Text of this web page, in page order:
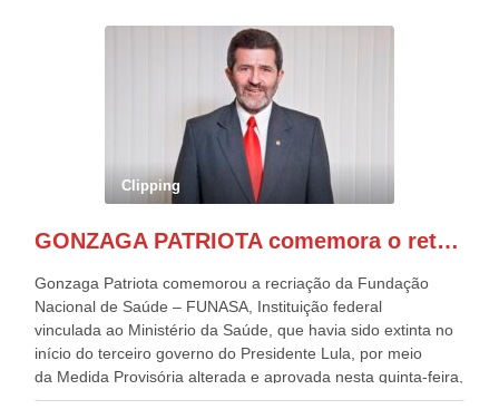
evento contou com a presença do Vice-presidente Geraldo
Alckmin, que também ocupa o Ministério do
Desenvolvimento, Indústria, Comércio e Serviços, o ex
governador de Pernambuco, agora Presidente do Banco do
Nordeste, Paulo Câmara, o ex Deputado Federal, e
atualmente Superintendente da SUDENE, Danilo Cabral, da
Governadora de Pernambuco, Raquel Lyra, os ministros da
Casa Civil, Rui Costa, e da Integração e do Desenvolvimento
de todo Nordeste que também ajudam a fomentar o
Clipping
GONZAGA PATRIOTA comemora o retorno da FUNASA
Gonzaga Patriota comemorou a recriação da Fundação
Nacional de Saúde – FUNASA, Instituição federal
vinculada ao Ministério da Saúde, que havia sido extinta no
início do terceiro governo do Presidente Lula, por meio
da Medida Provisória alterada e aprovada nesta quinta-feira,
pelo Congresso Nacional. Gonzaga Patriota disse hoje em